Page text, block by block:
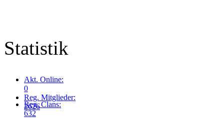
Statistik
Akt. Online:
0
Reg. Mitglieder:
2626
Reg. Clans:
632